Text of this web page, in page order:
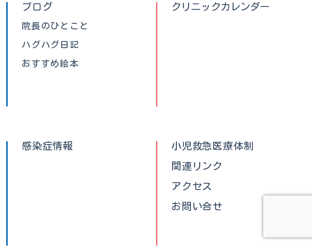
ブログ
院長のひとこと
ハグハグ日記
おすすめ絵本
クリニックカレンダー
感染症情報
小児救急医療体制
関連リンク
アクセス
お問い合せ